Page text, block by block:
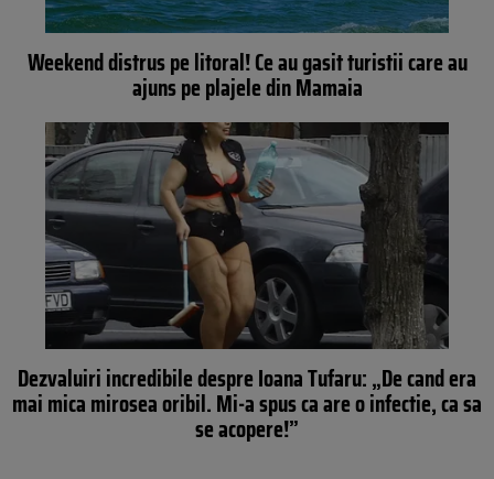
Weekend distrus pe litoral! Ce au gasit turistii care au
ajuns pe plajele din Mamaia
Dezvaluiri incredibile despre Ioana Tufaru: „De cand era
mai mica mirosea oribil. Mi-a spus ca are o infectie, ca sa
se acopere!”